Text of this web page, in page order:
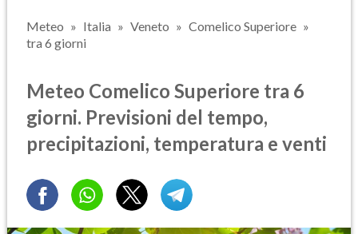
Meteo Italia Veneto
Comelico Superiore
tra 6 giorni
Meteo Comelico Superiore tra 6
giorni. Previsioni del tempo,
precipitazioni, temperatura e venti